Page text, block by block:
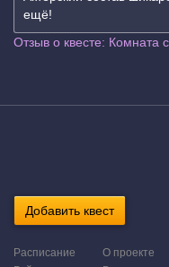
ещё!
Отзыв о квесте: Комната
Добавить квест
Расписание
О проекте